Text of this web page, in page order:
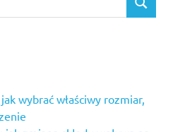
wybrać właściwy rozmiar,